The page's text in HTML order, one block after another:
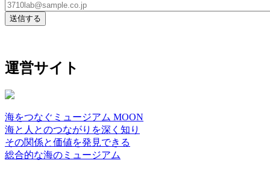
運営サイト
海をつなぐミュージアム MOON
海と人とのつながりを深く知り
その関係と価値を発見できる
総合的な海のミュージアム